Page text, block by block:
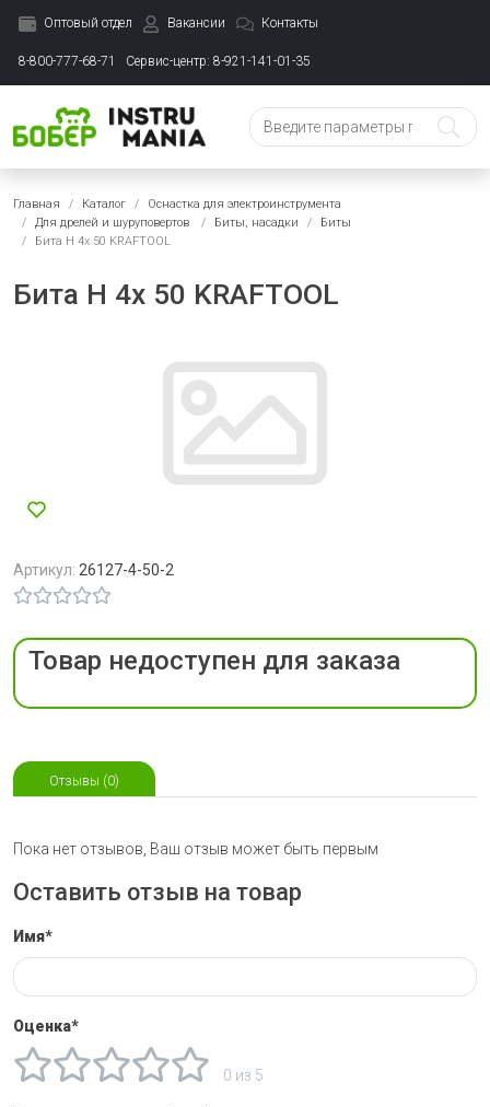
Оптовый отдел Вакансии Контакты
8-800-777-68-71 Сервис-центр: 8-921-141-01-35
Главная Каталог
Оснастка для электроинструмента
Для дрелей и шуруповертов
Биты, насадки
Биты
Бита H 4x 50 KRAFTOOL
Бита H 4x 50 KRAFTOOL
Артикул: 26127-4-50-2
Товар недоступен для заказа
Отзывы (0)
Пока нет отзывов, Ваш отзыв может быть первым
Оставить отзыв на товар
Имя*
Оценка*
0 из 5